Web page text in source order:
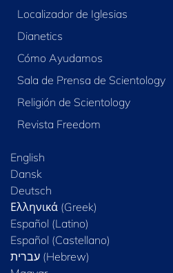
Localizador de Iglesias
Dianetics
Cómo Ayudamos
Sala de Prensa de Scientology
Religión de Scientology
Revista Freedom
English
Dansk
Deutsch
Ελληνικά (Greek)
Español (Latino)
Español (Castellano)